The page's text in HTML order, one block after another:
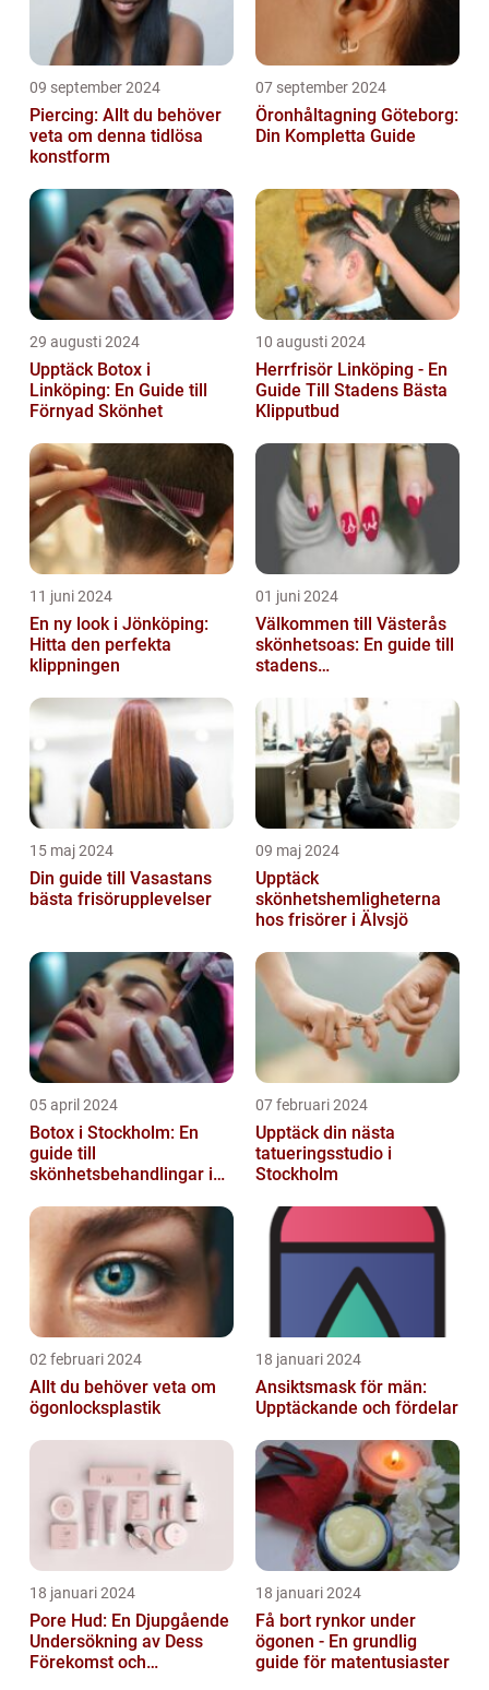
09 september 2024
Piercing: Allt du behöver
veta om denna tidlösa
konstform
07 september 2024
Öronhåltagning Göteborg:
Din Kompletta Guide
29 augusti 2024
Upptäck Botox i
Linköping: En Guide till
Förnyad Skönhet
10 augusti 2024
Herrfrisör Linköping - En
Guide Till Stadens Bästa
Klipputbud
11 juni 2024
En ny look i Jönköping:
Hitta den perfekta
klippningen
01 juni 2024
Välkommen till Västerås
skönhetsoas: En guide till
stadens
15 maj 2024
Din guide till Vasastans
bästa frisörupplevelser
09 maj 2024
Upptäck
skönhetshemligheterna
hos frisörer i Älvsjö
05 april 2024
Botox i Stockholm: En
guide till
skönhetsbehandlingar i
07 februari 2024
Upptäck din nästa
tatueringsstudio i
Stockholm
02 februari 2024
Allt du behöver veta om
ögonlocksplastik
18 januari 2024
Ansiktsmask för män:
Upptäckande och fördelar
18 januari 2024
Pore Hud: En Djupgående
Undersökning av Dess
Förekomst och
18 januari 2024
Få bort rynkor under
ögonen - En grundlig
guide för matentusiaster